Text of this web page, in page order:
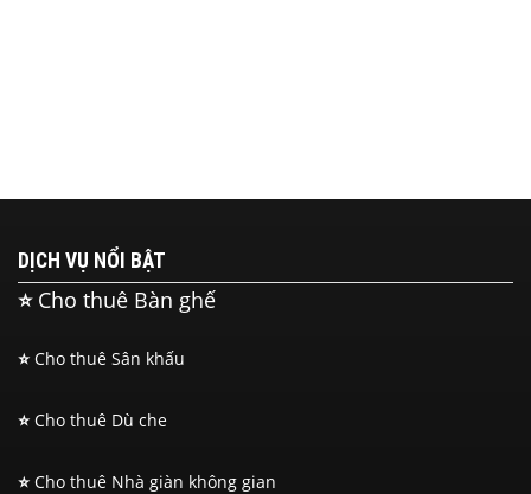
DỊCH VỤ NỔI BẬT
⭐ Cho thuê Bàn ghế
⭐ Cho thuê Sân khấu
⭐ Cho thuê Dù che
⭐ Cho thuê Nhà giàn không gian